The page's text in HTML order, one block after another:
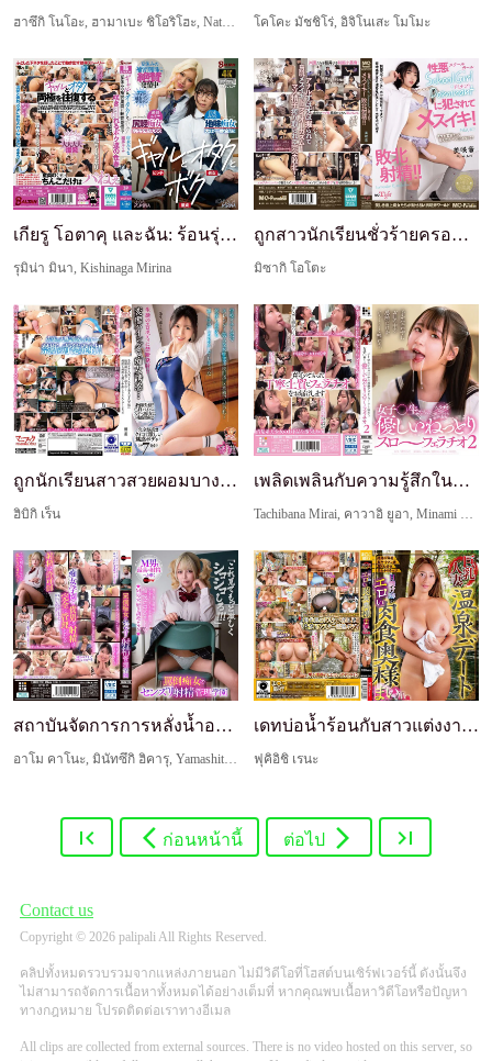
ฮาซึกิ โนโอะ, ฮามาเบะ ชิโอริโฮะ, Natuzora Rika, Shirayuki Mizuki, เรกะ ทาเคดะ, อาคาริ มินาเสะ, โฮโนกะ อาชินะ, โคซากะ ฮิมาริ, นิชิโมโตะ ฮารุมิ, คาชิวากิ โคนัตสึ โคโคะ มัชชิโร่, อิจิโนเสะ โมโมะ
เกียรู โอตาคุ และฉัน: ร้อนรุ่มเต็มที่ในช่วงปิดเทอ...
รุมิน่า มินา, Kishinaga Mirina
ถูกสาวนักเรียนชั่วร้ายครอบงำและทำให้เสร็จเหมือนผู...
มิซากิ โอโตะ
ถูกนักเรียนสาวสวยผอมบางที่ได้รับความนิยมสูงสุดในโ...
ฮิบิกิ เร็น
เพลิดเพลินกับความรู้สึกในปากเท่านั้นโดยไม่ใช้มือ ...
สถาบันจัดการการหลั่งน้ำอสุจิด้วยการชักว่าวของสลัต...
อาโม คาโนะ, มินัทซึกิ ฮิคารุ, Yamashita Miyu, นัตสึคาว่า อายูมิ, Tsukino Kotone
เดทบ่อน้ำร้อนกับสาวแต่งงานนมใหญ่: สาวกินเนื้อที่ม...
ฟุคิอิชิ เรนะ
ก่อนหน้านี้ ต่อไป
Contact us
Copyright © 2026 palipali All Rights Reserved.
คลิปทั้งหมดรวบรวมจากแหล่งภายนอก ไม่มีวิดีโอที่โฮสต์บนเซิร์ฟเวอร์นี้ ดังนั้นจึง
ไม่สามารถจัดการเนื้อหาทั้งหมดได้อย่างเต็มที่ หากคุณพบเนื้อหาวิดีโอหรือปัญหา
ทางกฎหมาย โปรดติดต่อเราทางอีเมล
All clips are collected from external sources. There is no video hosted on this server, so